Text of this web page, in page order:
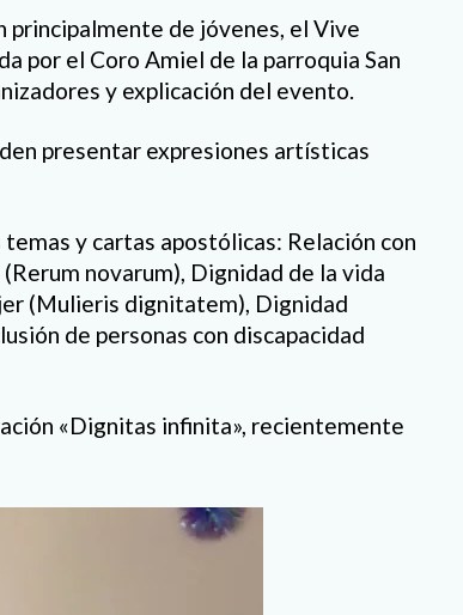
principalmente de jóvenes, el Vive
por el Coro Amiel de la parroquia San
y explicación del evento.
presentar expresiones artísticas
y cartas apostólicas: Relación con
novarum), Dignidad de la vida
(Mulieris dignitatem), Dignidad
de personas con discapacidad
«Dignitas infinita», recientemente